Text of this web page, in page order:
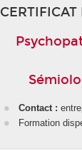
Contact :
Formation